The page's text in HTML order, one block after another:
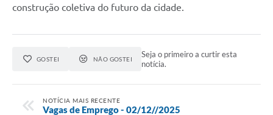
construção coletiva do futuro da cidade.
GOSTEI NÃO GOSTEI
Seja o primeiro a curtir esta
notícia.
NOTÍCIA MAIS RECENTE
Vagas de Emprego - 02/12//2025